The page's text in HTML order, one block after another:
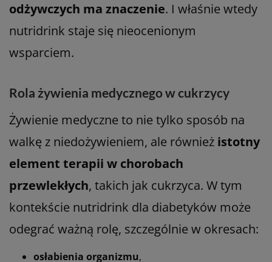
odżywczych ma znaczenie. I właśnie wtedy
nutridrink staje się nieocenionym
wsparciem.
Rola żywienia medycznego w cukrzycy
Żywienie medyczne to nie tylko sposób na
walkę z niedożywieniem, ale również istotny
element terapii w chorobach
przewlekłych, takich jak cukrzyca. W tym
kontekście nutridrink dla diabetyków może
odegrać ważną rolę, szczególnie w okresach:
osłabienia organizmu,